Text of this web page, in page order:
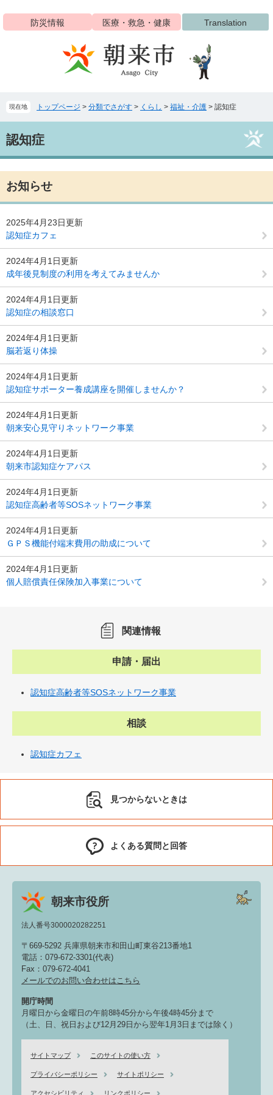
ジ
ュ
本
文
へ
防災情報 医療・救急・健康 Translation
現在地 トップページ > 分類でさがす > くらし > 福祉・介護 > 認知症
文認知症
お知らせ
2025年4月23日更新
認知症カフェ
2024年4月1日更新
成年後見制度の利用を考えてみませんか
2024年4月1日更新
認知症の相談窓口
2024年4月1日更新
脳若返り体操
2024年4月1日更新
認知症サポーター養成講座を開催しませんか？
2024年4月1日更新
朝来安心見守りネットワーク事業
2024年4月1日更新
朝来市認知症ケアパス
2024年4月1日更新
認知症高齢者等SOSネットワーク事業
2024年4月1日更新
ＧＰＳ機能付端末費用の助成について
2024年4月1日更新
個人賠償責任保険加入事業について
関連情報
申請・届出
認知症高齢者等SOSネットワーク事業
相談
認知症カフェ
見つからないときは
よくある質問と回答
朝来市役所
法人番号3000020282251
〒669-5292 兵庫県朝来市和田山町東谷213番地1
電話：079-672-3301(代表)
Fax：079-672-4041
メールでのお問い合わせはこちら
開庁時間
月曜日から金曜日の午前8時45分から午後4時45分まで
（土、日、祝日および12月29日から翌年1月3日までは除く）
サイトマップ このサイトの使い方
プライバシーポリシー サイトポリシー
アクセシビリティ リンクポリシー